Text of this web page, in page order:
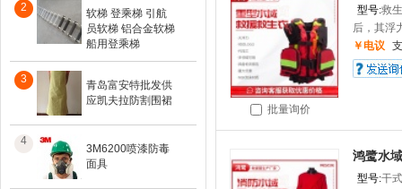
2
软梯 登乘梯 引航
员软梯 铝合金软梯
船用登乘梯
3
青岛富安特批发供
应凯夫拉防割围裙
4
3M6200喷漆防毒
面具
批量询价
型号:救
后，其浮
￥电议
鸿鹭水
型号:干